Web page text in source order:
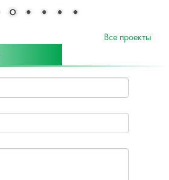
Все проекты